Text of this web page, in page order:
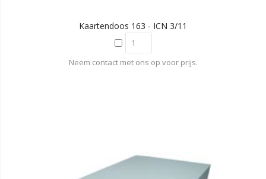
Kaartendoos 163 - ICN 3/11
Neem contact met ons op voor prijs.